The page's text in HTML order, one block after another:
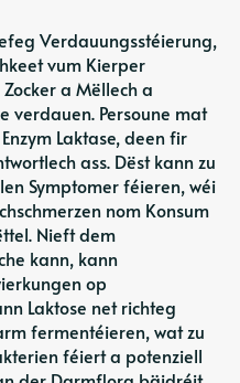
Verdauungsstéierung,
vum Kierper
a Mëllech a
verdauen. Persoune mat
Laktase, deen fir
ass. Dëst kann zu
Symptomer féieren, wéi
nom Konsum
Nieft dem
kann, kann
op
Laktose net richteg
fermentéieren, wat zu
féiert a potenziell